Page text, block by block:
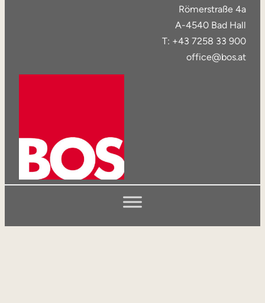
Römerstraße 4a
A-4540 Bad Hall
T: +43 7258 33 900
office@bos.at